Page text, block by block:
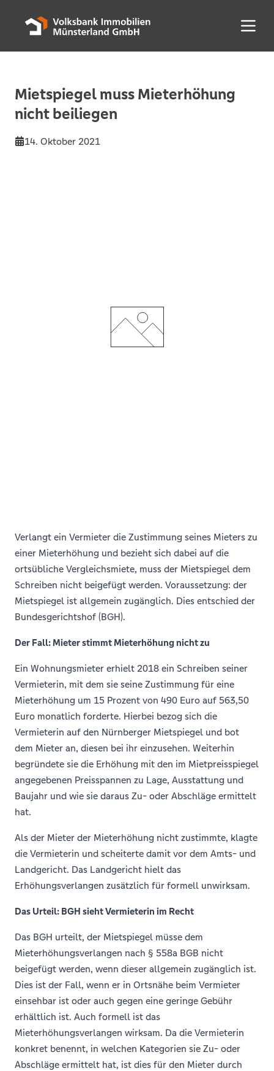
Menü
Mietspiegel muss Mieterhöhung
nicht beiliegen
14. Oktober 2021
Verlangt ein Vermieter die Zustimmung seines Mieters zu
einer Mieterhöhung und bezieht sich dabei auf die
ortsübliche Vergleichsmiete, muss der Mietspiegel dem
Schreiben nicht beigefügt werden. Voraussetzung: der
Mietspiegel ist allgemein zugänglich. Dies entschied der
Bundesgerichtshof (BGH).
Der Fall: Mieter stimmt Mieterhöhung nicht zu
Ein Wohnungsmieter erhielt 2018 ein Schreiben seiner
Vermieterin, mit dem sie seine Zustimmung für eine
Mieterhöhung um 15 Prozent von 490 Euro auf 563,50
Euro monatlich forderte. Hierbei bezog sich die
Vermieterin auf den Nürnberger Mietspiegel und bot
dem Mieter an, diesen bei ihr einzusehen. Weiterhin
begründete sie die Erhöhung mit den im Mietpreisspiegel
angegebenen Preisspannen zu Lage, Ausstattung und
Baujahr und wie sie daraus Zu- oder Abschläge ermittelt
hat.
Als der Mieter der Mieterhöhung nicht zustimmte, klagte
die Vermieterin und scheiterte damit vor dem Amts- und
Landgericht. Das Landgericht hielt das
Erhöhungsverlangen zusätzlich für formell unwirksam.
Das Urteil: BGH sieht Vermieterin im Recht
Das BGH urteilt, der Mietspiegel müsse dem
Mieterhöhungsverlangen nach § 558a BGB nicht
beigefügt werden, wenn dieser allgemein zugänglich ist.
Dies ist der Fall, wenn er in Ortsnähe beim Vermieter
einsehbar ist oder auch gegen eine geringe Gebühr
erhältlich ist. Auch formell ist das
Mieterhöhungsverlangen wirksam. Da die Vermieterin
konkret benennt, in welchen Kategorien sie Zu- oder
Abschläge ermittelt hat, ist dies für den Mieter durch